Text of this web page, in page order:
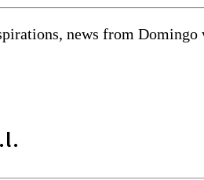
news from